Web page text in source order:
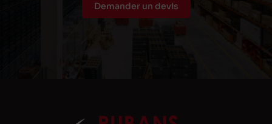
Demander un devis